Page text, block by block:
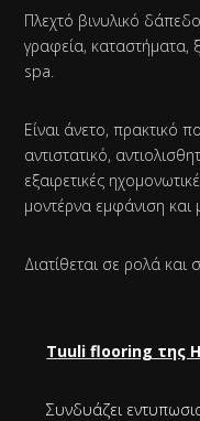
Πλεχτό βινυλικό
γραφεία, καταστήματα,
spa.
Είναι άνετο, πρακτικό
αντιστατικό,
εξαιρετικές
μοντέρνα εμφάνιση
Διατίθεται σε ρολά και
Tuuli flooring της
Συνδυάζει